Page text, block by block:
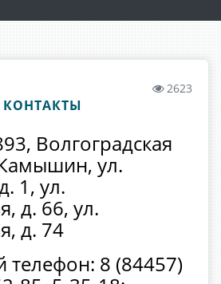
2623
КОНТАКТЫ
Волгоградская
ул.
1, ул.
д. 66, ул.
д. 74
телефон: 8 (84457)